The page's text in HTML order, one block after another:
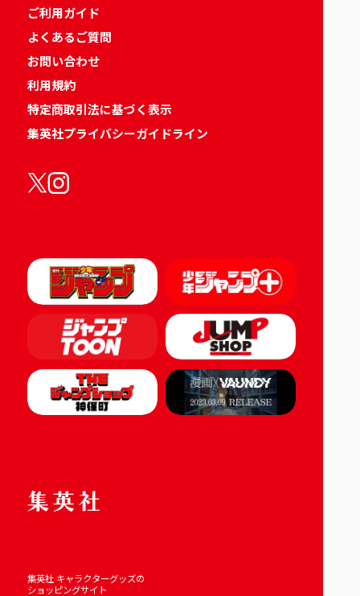
ご利用ガイド
よくあるご質問
お問い合わせ
利用規約
特定商取引法に基づく表示
集英社プライバシーガイドライン
集英社 キャラクターグッズの
ショッピングサイト